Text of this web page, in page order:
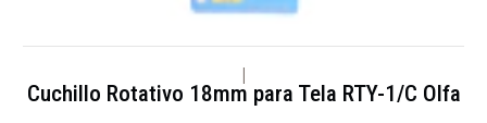
Cuchillo Rotativo 18mm para Tela RTY-1/C Olfa